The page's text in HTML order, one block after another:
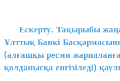
Ескерту. Тақырыбы
Ұлттық Банкі
(алғашқы ресми
қолданысқа енгізіледі)